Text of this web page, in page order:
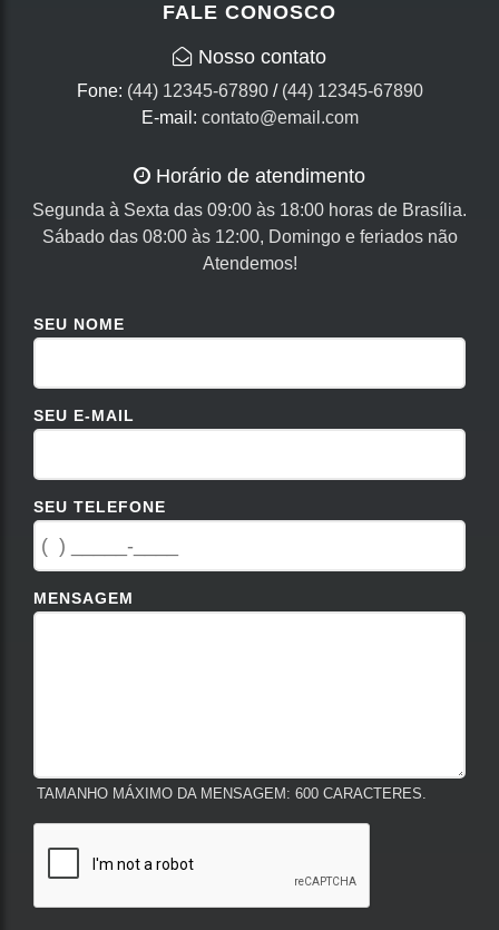
FALE CONOSCO
Nosso contato
Fone: (44) 12345-67890/ (44) 12345-67890
E-mail: contato@email.com
Horário de atendimento
Segunda à Sexta das 09:00 às 18:00 horas de Brasília.
Sábado das 08:00 às 12:00, Domingo e feriados não
Atendemos!
SEU NOME
SEU E-MAIL
SEU TELEFONE
MENSAGEM
TAMANHO MÁXIMO DA MENSAGEM: 600 CARACTERES.